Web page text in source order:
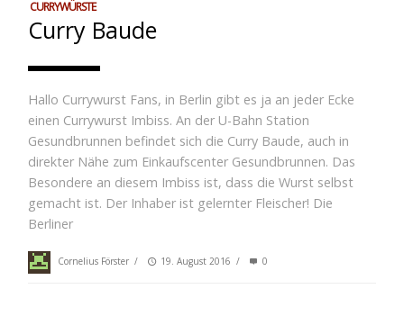
CURRYWÜRSTE
Curry Baude
Hallo Currywurst Fans, in Berlin gibt es ja an jeder Ecke
einen Currywurst Imbiss. An der U-Bahn Station
Gesundbrunnen befindet sich die Curry Baude, auch in
direkter Nähe zum Einkaufscenter Gesundbrunnen. Das
Besondere an diesem Imbiss ist, dass die Wurst selbst
gemacht ist. Der Inhaber ist gelernter Fleischer! Die
Berliner
Cornelius Förster / 19. August 2016 / 0